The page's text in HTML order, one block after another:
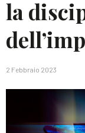
la
2 Febbraio 2023